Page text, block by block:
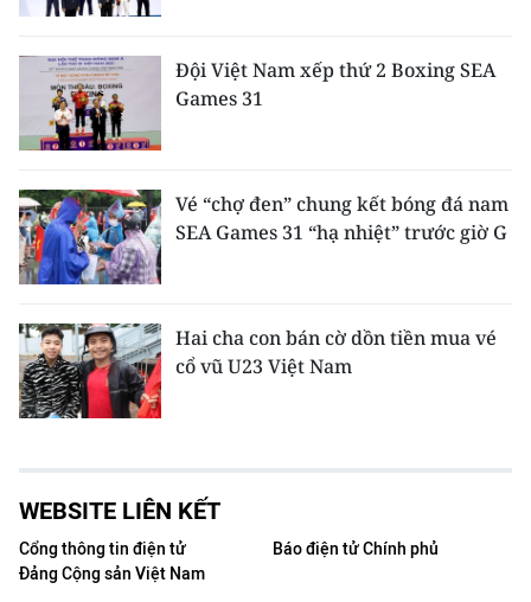
Đội Việt Nam xếp thứ 2 Boxing SEA
Games 31
Vé “chợ đen” chung kết bóng đá nam
SEA Games 31 “hạ nhiệt” trước giờ G
Hai cha con bán cờ dồn tiền mua vé
cổ vũ U23 Việt Nam
WEBSITE LIÊN KẾT
Cổng thông tin điện tử
Đảng Cộng sản Việt Nam
Báo điện tử Chính phủ